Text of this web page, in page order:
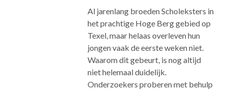
Al jarenlang broeden Scholeksters in
het prachtige Hoge Berg gebied op
Texel, maar helaas overleven hun
jongen vaak de eerste weken niet.
Waarom dit gebeurt, is nog altijd
niet helemaal duidelijk.
Onderzoekers proberen met behulp